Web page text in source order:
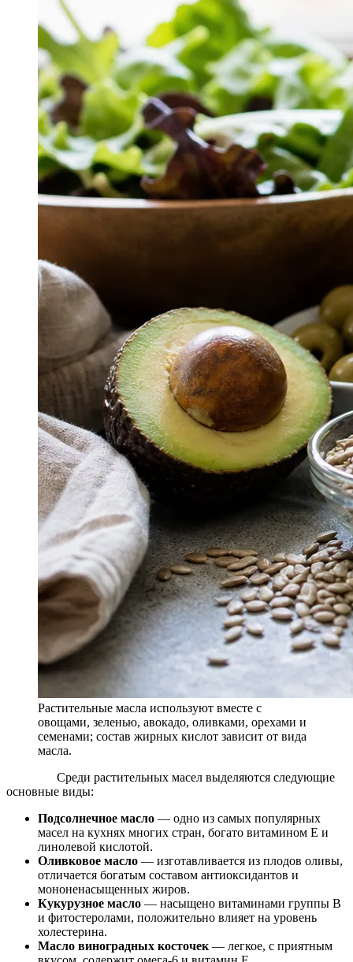
Растительные масла используют вместе с
овощами, зеленью, авокадо, оливками, орехами и
семенами; состав жирных кислот зависит от вида
масла.
Среди растительных масел выделяются следующие
основные виды:
Подсолнечное масло — одно из самых популярных
масел на кухнях многих стран, богато витамином E и
линолевой кислотой.
Оливковое масло — изготавливается из плодов оливы,
отличается богатым составом антиоксидантов и
мононенасыщенных жиров.
Кукурузное масло — насыщено витаминами группы B
и фитостеролами, положительно влияет на уровень
холестерина.
Масло виноградных косточек — легкое, с приятным